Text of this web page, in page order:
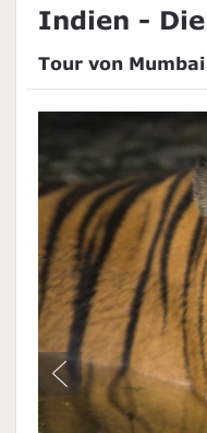
Indien -
Tour von